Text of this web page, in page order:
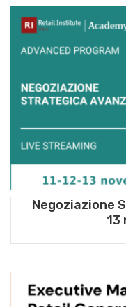
Negoziazione
13